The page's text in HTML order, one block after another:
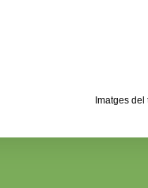
Imatges del